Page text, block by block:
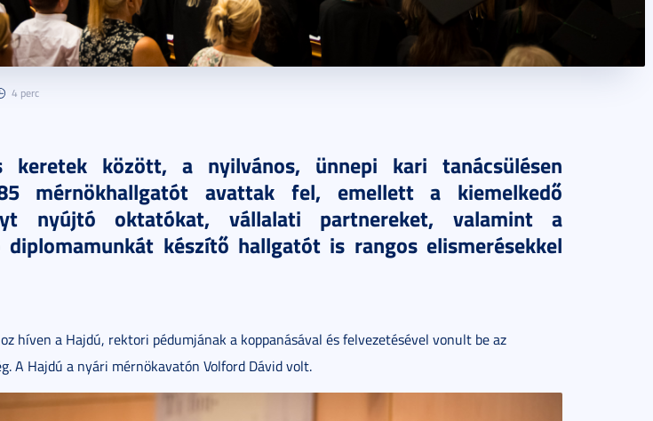
4 perc
keretek között, a nyilvános, ünnepi kari tanácsülésen
mérnökhallgatót avattak fel, emellett a kiemelkedő
nyújtó oktatókat, vállalati partnereket, valamint a
diplomamunkát készítő hallgatót is rangos elismerésekkel
híven a Hajdú, rektori pédumjának a koppanásával és felvezetésével vonult be az
A Hajdú a nyári mérnökavatón Volford Dávid volt.